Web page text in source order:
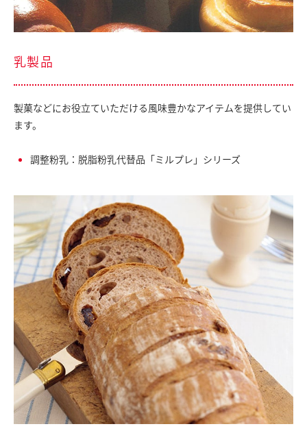
乳製品
製菓などにお役立ていただける風味豊かなアイテムを提供してい
ます。
調整粉乳：脱脂粉乳代替品「ミルプレ」シリーズ